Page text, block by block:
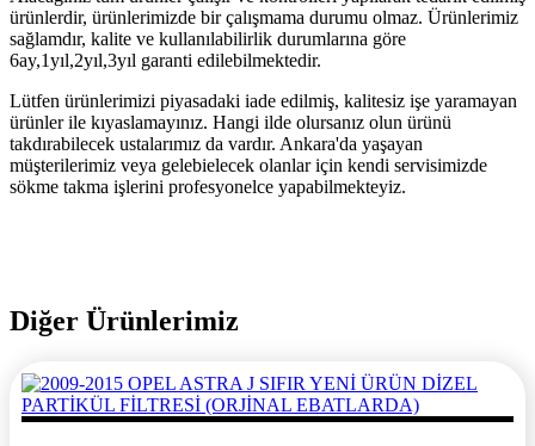
ürünlerdir, ürünlerimizde bir çalışmama durumu olmaz. Ürünlerimiz
sağlamdır, kalite ve kullanılabilirlik durumlarına göre
6ay,1yıl,2yıl,3yıl garanti edilebilmektedir.
Lütfen ürünlerimizi piyasadaki iade edilmiş, kalitesiz işe yaramayan
ürünler ile kıyaslamayınız. Hangi ilde olursanız olun ürünü
takdırabilecek ustalarımız da vardır. Ankara'da yaşayan
müşterilerimiz veya gelebielecek olanlar için kendi servisimizde
sökme takma işlerini profesyonelce yapabilmekteyiz.
Diğer Ürünlerimiz